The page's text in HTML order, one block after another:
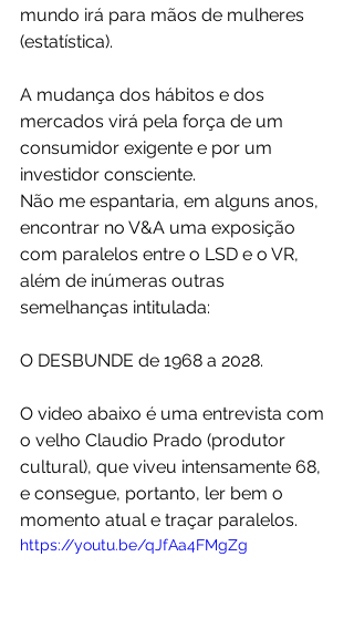
mundo irá para mãos de mulheres
(estatística).
A mudança dos hábitos e dos
mercados virá pela força de um
consumidor exigente e por um
investidor consciente.
Não me espantaria, em alguns anos,
encontrar no V&A uma exposição
com paralelos entre o LSD e o VR,
além de inúmeras outras
semelhanças intitulada:
O DESBUNDE de 1968 a 2028.
O video abaixo é uma entrevista com
o velho Claudio Prado (produtor
cultural), que viveu intensamente 68,
e consegue, portanto, ler bem o
momento atual e traçar paralelos.
https://youtu.be/qJfAa4FMgZg